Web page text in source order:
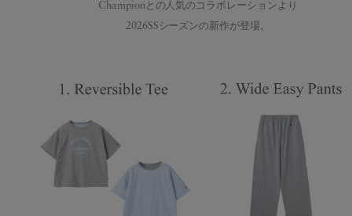
Championとの人気のコラボレーションより
2026SSシーズンの新作が登場。